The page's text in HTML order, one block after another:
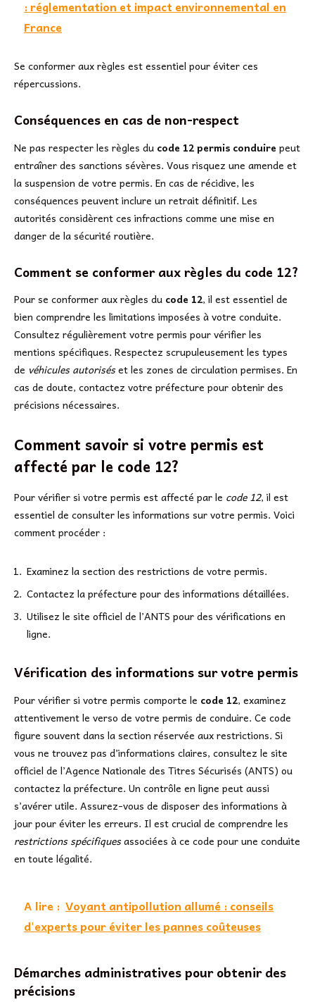
: réglementation et impact environnemental en
France
Se conformer aux règles est essentiel pour éviter ces
répercussions.
Conséquences en cas de non-respect
Ne pas respecter les règles du code 12 permis conduire peut
entraîner des sanctions sévères. Vous risquez une amende et
la suspension de votre permis. En cas de récidive, les
conséquences peuvent inclure un retrait définitif. Les
autorités considèrent ces infractions comme une mise en
danger de la sécurité routière.
Comment se conformer aux règles du code 12?
Pour se conformer aux règles du code 12, il est essentiel de
bien comprendre les limitations imposées à votre conduite.
Consultez régulièrement votre permis pour vérifier les
mentions spécifiques. Respectez scrupuleusement les types
de véhicules autoriséset les zones de circulation permises. En
cas de doute, contactez votre préfecture pour obtenir des
précisions nécessaires.
Comment savoir si votre permis est
affecté par le code 12?
Pour vérifier si votre permis est affecté par le code 12, il est
essentiel de consulter les informations sur votre permis. Voici
comment procéder :
Examinez la section des restrictions de votre permis.
Contactez la préfecture pour des informations détaillées.
Utilisez le site officiel de l’ANTS pour des vérifications en
ligne.
Vérification des informations sur votre permis
Pour vérifier si votre permis comporte le code 12, examinez
attentivement le verso de votre permis de conduire. Ce code
figure souvent dans la section réservée aux restrictions. Si
vous ne trouvez pas d’informations claires, consultez le site
officiel de l’Agence Nationale des Titres Sécurisés (ANTS) ou
contactez la préfecture. Un contrôle en ligne peut aussi
s’avérer utile. Assurez-vous de disposer des informations à
jour pour éviter les erreurs. Il est crucial de comprendre les
restrictions spécifiquesassociées à ce code pour une conduite
en toute légalité.
A lire : Voyant antipollution allumé : conseils
d'experts pour éviter les pannes coûteuses
Démarches administratives pour obtenir des
précisions